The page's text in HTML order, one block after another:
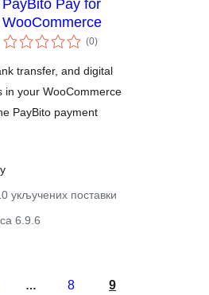
PayBito Pay for
WooCommerce
(0укупних
оцена
)
transfer, and digital
in your WooCommerce
PayBito payment
укључених поставки
6.9.6
… 8 9